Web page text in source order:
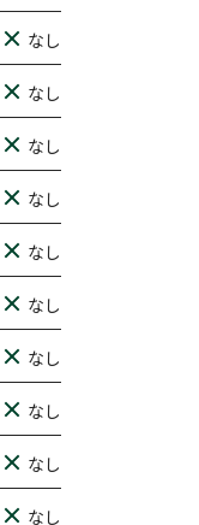
なし
なし
なし
なし
なし
なし
なし
なし
なし
なし